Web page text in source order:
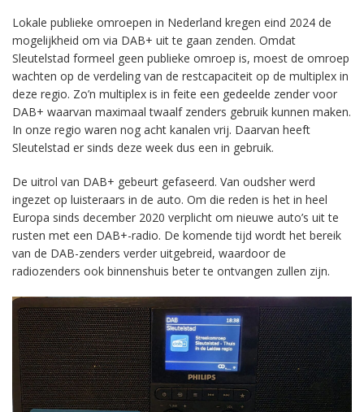
Lokale publieke omroepen in Nederland kregen eind 2024 de
mogelijkheid om via DAB+ uit te gaan zenden. Omdat
Sleutelstad formeel geen publieke omroep is, moest de omroep
wachten op de verdeling van de restcapaciteit op de multiplex in
deze regio. Zo’n multiplex is in feite een gedeelde zender voor
DAB+ waarvan maximaal twaalf zenders gebruik kunnen maken.
In onze regio waren nog acht kanalen vrij. Daarvan heeft
Sleutelstad er sinds deze week dus een in gebruik.
De uitrol van DAB+ gebeurt gefaseerd. Van oudsher werd
ingezet op luisteraars in de auto. Om die reden is het in heel
Europa sinds december 2020 verplicht om nieuwe auto’s uit te
rusten met een DAB+-radio. De komende tijd wordt het bereik
van de DAB-zenders verder uitgebreid, waardoor de
radiozenders ook binnenshuis beter te ontvangen zullen zijn.